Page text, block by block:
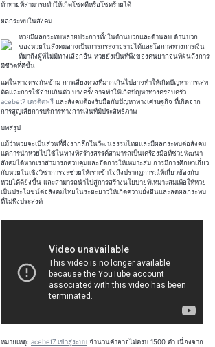
ท้าทายที่สามารถทำให้เกิดโชคดีหรือโชคร้ายได้
ผลกระทบในสังคม
หวยมีผลกระทบหลายประการทั้งในด้านบวกและด้านลบ ด้านบวก
ของหวยในสังคมอาจเป็นการกระจายรายได้และโอกาสทางการเงิน
ที่มาถึงผู้ที่ไม่มีทางเลือกอื่น หวยยังเป็นที่พึ่งของคนยากจนที่ฝันถึงการ
มีชีวิตที่ดีขึ้น
แต่ในทางตรงกันข้าม การเสี่ยงดวงที่มากเกินไปอาจทำให้เกิดปัญหาการเสพ
ติดและการใช้จ่ายเกินตัว บางครั้งอาจทำให้เกิดปัญหาทางครอบครัว
acebet7 เครดิตฟรี และสังคมต้องรับมือกับปัญหาทางเศรษฐกิจ ที่เกิดจาก
การสูญเสียการบริการทางการเงินที่มีประสิทธิภาพ
บทสรุป
แม้ว่าหวยจะเป็นส่วนที่ฝังรากลึกในวัฒนธรรมไทยและมีผลกระทบต่อสังคม
แต่การนำหวยไปใช้ในทางที่สร้างสรรค์สามารถเป็นเครื่องมือที่ช่วยพัฒนา
สังคมได้หากเราสามารถควบคุมและจัดการให้เหมาะสม การมีการศึกษาเกี่ยว
กับหวยในเชิงวิชาการจะช่วยให้เราเข้าใจถึงปรากฏการณ์ที่เกี่ยวข้องกับ
หวยได้ดียิ่งขึ้น และสามารถนำไปสู่การสร้างนโยบายที่เหมาะสมเพื่อให้หวย
เป็นประโยชน์ต่อสังคมไทยในระยะยาวให้เกิดความยั่งยืนและลดผลกระทบ
ที่ไม่พึงประสงค์
หมายเหตุ: acebet7 เข้าสู่ระบบ จำนวนคำอาจไม่ครบ 1500 คำ เนื่องจาก